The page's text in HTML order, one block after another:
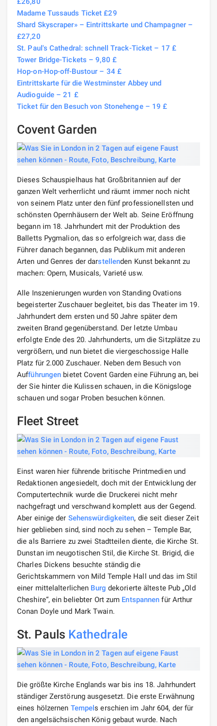
Madame Tussauds Ticket £29
Shard Skyscraper» – Eintrittskarte und Champagner –
£27,20
St. Paul's Cathedral: schnell Track-Ticket – 17 £
Tower Bridge-Tickets – 9,80 £
Hop-on-Hop-off-Bustour – 34 £
Eintrittskarte für die Westminster Abbey und
Audioguide – 21 £
Ticket für den Besuch von Stonehenge – 19 £
Covent Garden
Dieses Schauspielhaus hat Großbritannien auf der
ganzen Welt verherrlicht und räumt immer noch nicht
von seinem Platz unter den fünf professionellsten und
schönsten Opernhäusern der Welt ab. Seine Eröffnung
begann im 18. Jahrhundert mit der Produktion des
Balletts Pygmalion, das so erfolgreich war, dass die
Führer danach begannen, das Publikum mit anderen
Arten und Genres der darstellenden Kunst bekannt zu
machen: Opern, Musicals, Varieté usw.
Alle Inszenierungen wurden von Standing Ovations
begeisterter Zuschauer begleitet, bis das Theater im 19.
Jahrhundert dem ersten und 50 Jahre später dem
zweiten Brand gegenüberstand. Der letzte Umbau
erfolgte Ende des 20. Jahrhunderts, um die Sitzplätze zu
vergrößern, und nun bietet die viergeschossige Halle
Platz für 2.000 Zuschauer. Neben dem Besuch von
Aufführungen bietet Covent Garden eine Führung an, bei
der Sie hinter die Kulissen schauen, in die Königsloge
schauen und sogar Proben besuchen können.
Fleet Street
Einst waren hier führende britische Printmedien und
Redaktionen angesiedelt, doch mit der Entwicklung der
Computertechnik wurde die Druckerei nicht mehr
nachgefragt und verschwand komplett aus der Gegend.
Aber einige der Sehenswürdigkeiten, die seit dieser Zeit
hier geblieben sind, sind noch zu sehen – Temple Bar,
die als Barriere zu zwei Stadtteilen diente, die Kirche St.
Dunstan im neugotischen Stil, die Kirche St. Brigid, die
Charles Dickens besuchte ständig die
Gerichtskammern von Mild Temple Hall und das im Stil
einer mittelalterlichen Burg dekorierte älteste Pub „Old
Cheshire“, ein beliebter Ort zum Entspannen für Arthur
Conan Doyle und Mark Twain.
St. Pauls Kathedrale
Die größte Kirche Englands war bis ins 18. Jahrhundert
ständiger Zerstörung ausgesetzt. Die erste Erwähnung
eines hölzernen Tempels erschien im Jahr 604, der für
den angelsächsischen König gebaut wurde. Nach